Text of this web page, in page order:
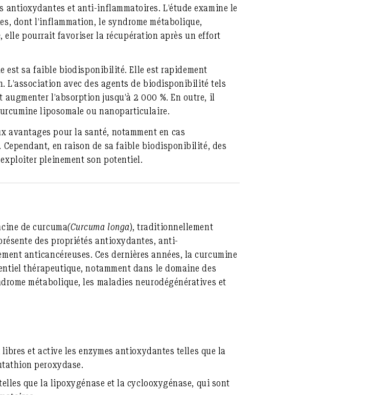
antioxydantes et anti-inflammatoires. L’étude examine le
dont l’inflammation, le syndrome métabolique,
elle pourrait favoriser la récupération après un effort
est sa faible biodisponibilité. Elle est rapidement
L’association avec des agents de biodisponibilité tels
l’absorption jusqu’à 2 000 %. En outre, il
liposomale ou nanoparticulaire.
avantages pour la santé, notamment en cas
en raison de sa faible biodisponibilité, des
pleinement son potentiel.
de curcuma(Curcuma longa), traditionnellement
des propriétés antioxydantes, anti-
anticancéreuses. Ces dernières années, la curcumine
thérapeutique, notamment dans le domaine des
métabolique, les maladies neurodégénératives et
et active les enzymes antioxydantes telles que la
peroxydase.
que la lipoxygénase et la cyclooxygénase, qui sont